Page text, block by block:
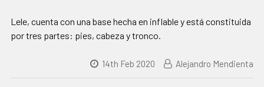
Lele, cuenta con una base hecha en inflable y está constituida
por tres partes: pies, cabeza y tronco.
14th Feb 2020 Alejandro Mendienta